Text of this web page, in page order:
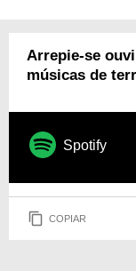
Arrepie-se
músicas de
Spotify
COPIAR